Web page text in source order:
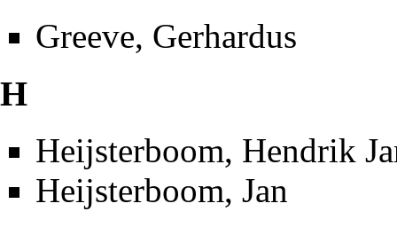
Greeve, Gerhardus
H
Heijsterboom, Hendrik
Heijsterboom, Jan